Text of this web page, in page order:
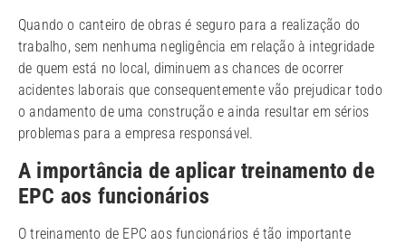
Quando o canteiro de obras é seguro para a realização do
trabalho, sem nenhuma negligência em relação à integridade
de quem está no local, diminuem as chances de ocorrer
acidentes laborais que consequentemente vão prejudicar todo
o andamento de uma construção e ainda resultar em sérios
problemas para a empresa responsável.
A importância de aplicar treinamento de
EPC aos funcionários
O treinamento de EPC aos funcionários é tão importante